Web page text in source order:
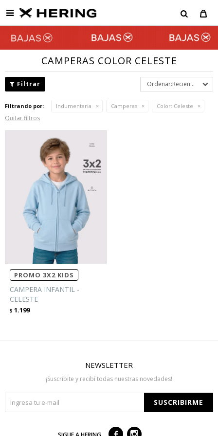

CAMPERAS COLOR CELESTE
Recientes
Filtrando por: Indumentaria Camperas Color: Celeste
Quitar filtros
PROMO 3X2 KIDS
CAMPERA INFANTIL -
CELESTE
$ 1.199
NEWSLETTER
¡Suscribite y recibí todas nuestras novedades!
SUSCRIBIRME
 